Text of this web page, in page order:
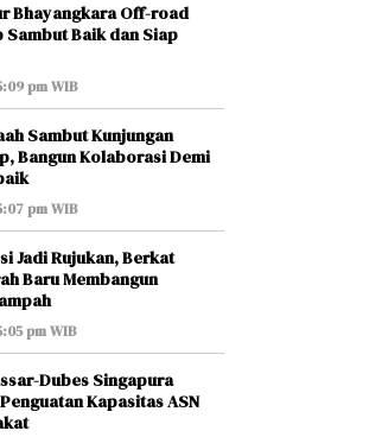
Bhayangkara Off-road
Sambut Baik dan Siap
pm WIB
Sambut Kunjungan
Bangun Kolaborasi Demi
pm WIB
Jadi Rujukan, Berkat
Baru Membangun
pm WIB
Dubes Singapura
Kapasitas ASN